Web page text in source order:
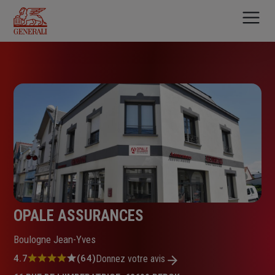
contenu
principal
OPALE ASSURANCES
Boulogne Jean-Yves
Note
4.7 (64)Donnez votre avis